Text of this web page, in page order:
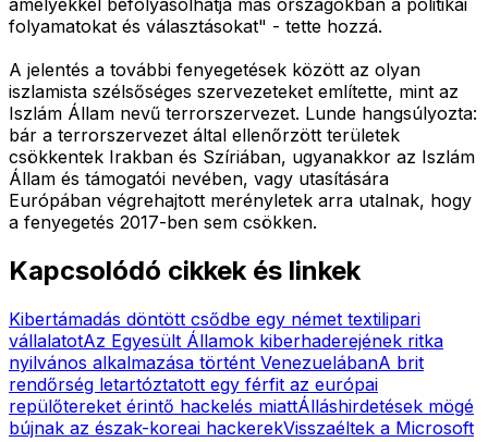
folyamatokat és választásokat" - tette hozzá.
A jelentés a további fenyegetések között az olyan
iszlamista szélsőséges szervezeteket említette, mint az
Iszlám Állam nevű terrorszervezet. Lunde hangsúlyozta:
bár a terrorszervezet által ellenőrzött területek
csökkentek Irakban és Szíriában, ugyanakkor az Iszlám
Állam és támogatói nevében, vagy utasítására
Európában végrehajtott merényletek arra utalnak, hogy
a fenyegetés 2017-ben sem csökken.
Kapcsolódó cikkek és linkek
Kibertámadás döntött csődbe egy német textilipari
vállalatotAz Egyesült Államok kiberhaderejének ritka
nyilvános alkalmazása történt VenezuelábanA brit
rendőrség letartóztatott egy férfit az európai
repülőtereket érintő hackelés miattÁlláshirdetések mögé
bújnak az észak-koreai hackerekVisszaéltek a Microsoft